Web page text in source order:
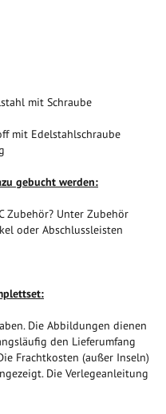
mit Schraube
mit Edelstahlschraube
gebucht werden:
Zubehör? Unter Zubehör
oder Abschlussleisten
Die Abbildungen dienen
den Lieferumfang
Frachtkosten (außer Inseln)
Die Verlegeanleitung